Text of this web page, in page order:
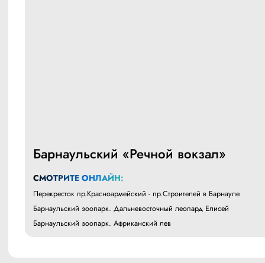
Барнаульский «Речной вокзал»
СМОТРИТЕ ОНЛАЙН:
Перекресток пр.Красноармейский - пр.Строителей в Барнауле
Барнаульский зоопарк. Дальневосточный леопард Елисей
Барнаульский зоопарк. Африканский лев